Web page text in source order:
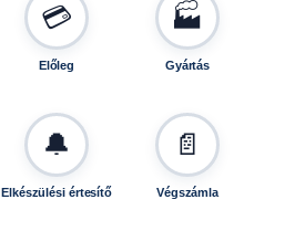
💳
Előleg
🏭
Gyártás
🔔
Elkészülési értesítő
📄
Végszámla